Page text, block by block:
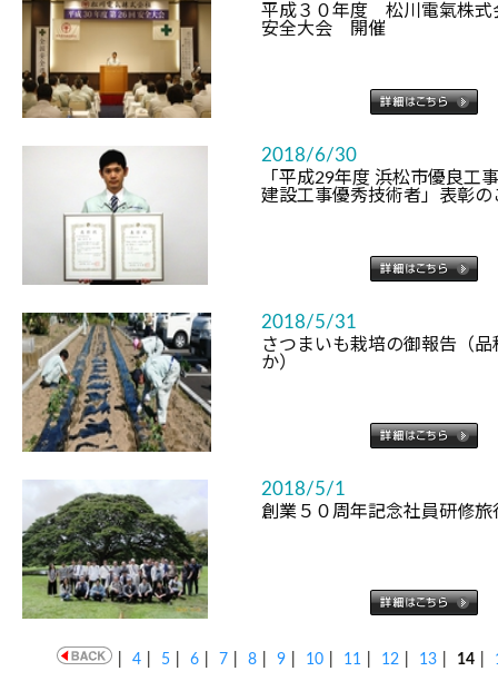
平成３０年度 松川電氣株
安全大会 開催
2018/6/30
「平成29年度 浜松市優良工
建設工事優秀技術者」表彰の
2018/5/31
さつまいも栽培の御報告（
か）
2018/5/1
創業５０周年記念社員研修旅
4 5 6 7 8 9 10 11 12 13 14